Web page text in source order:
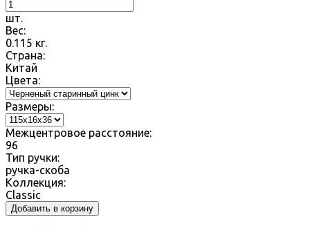
шт.
Вес:
0.115 кг.
Страна:
Китай
Цвета:
Размеры:
Межцентровое расстояние:
96
Тип ручки:
ручка-скоба
Коллекция:
Classic
Добавить в корзину